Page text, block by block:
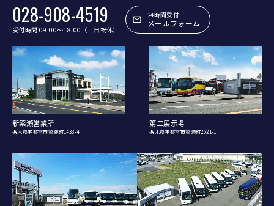
028-908-4519
受付時間 09:00〜18:00（土日祝休）
24時間受付
メールフォーム
新簗瀬営業所
栃木県宇都宮市簗瀬町1433-4
第二展示場
栃木県宇都宮市簗瀬町2521-1